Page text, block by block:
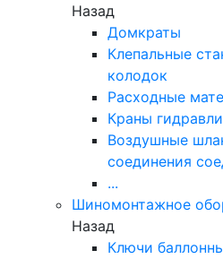
Назад
Домкраты
Клепальные
колодок
Расходные
Краны
Воздушные
соединения
...
Шиномонтажное
Назад
Ключи